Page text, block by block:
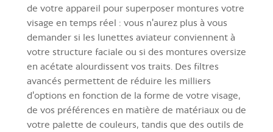
de votre appareil pour superposer montures votre
visage en temps réel : vous n'aurez plus à vous
demander si les lunettes aviateur conviennent à
votre structure faciale ou si des montures oversize
en acétate alourdissent vos traits. Des filtres
avancés permettent de réduire les milliers
d'options en fonction de la forme de votre visage,
de vos préférences en matière de matériaux ou de
votre palette de couleurs, tandis que des outils de